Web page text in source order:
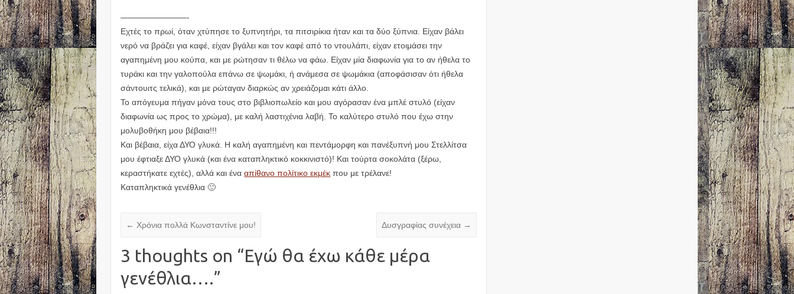
————————-
Εχτές το πρωί, όταν χτύπησε το ξυπνητήρι, τα πιτσιρίκια ήταν και τα δύο ξύπνια. Είχαν βάλει
νερό να βράζει για καφέ, είχαν βγάλει και τον καφέ από το ντουλάπι, είχαν ετοιμάσει την
αγαπημένη μου κούπα, και με ρώτησαν τι θέλω να φάω. Είχαν μία διαφωνία για το αν ήθελα το
τυράκι και την γαλοπούλα επάνω σε ψωμάκι, ή ανάμεσα σε ψωμάκια (αποφάσισαν ότι ήθελα
σάντουιτς τελικά), και με ρώταγαν διαρκώς αν χρειάζομαι κάτι άλλο.
Το απόγευμα πήγαν μόνα τους στο βιβλιοπωλείο και μου αγόρασαν ένα μπλέ στυλό (είχαν
διαφωνία ως προς το χρώμα), με καλή λαστιχένια λαβή. Το καλύτερο στυλό που έχω στην
μολυβοθήκη μου βέβαια!!!
Και βέβαια, είχα ΔΥΟ γλυκά. Η καλή αγαπημένη και πεντάμορφη και πανέξυπνή μου Στελλίτσα
μου έφτιαξε ΔΥΟ γλυκά (και ένα καταπληκτικό κοκκινιστό)! Και τούρτα σοκολάτα (ξέρω,
κεραστήκατε εχτές), αλλά και ένααπίθανο πολίτικο εκμέκ που με τρέλανε!
Καταπληκτικά γενέθλια 🙂
← Χρόνια πολλά Κωνσταντίνε μου! Δυσγραφίας συνέχεια →
3 thoughts on “Εγώ θα έχω κάθε μέρα
γενέθλια….”